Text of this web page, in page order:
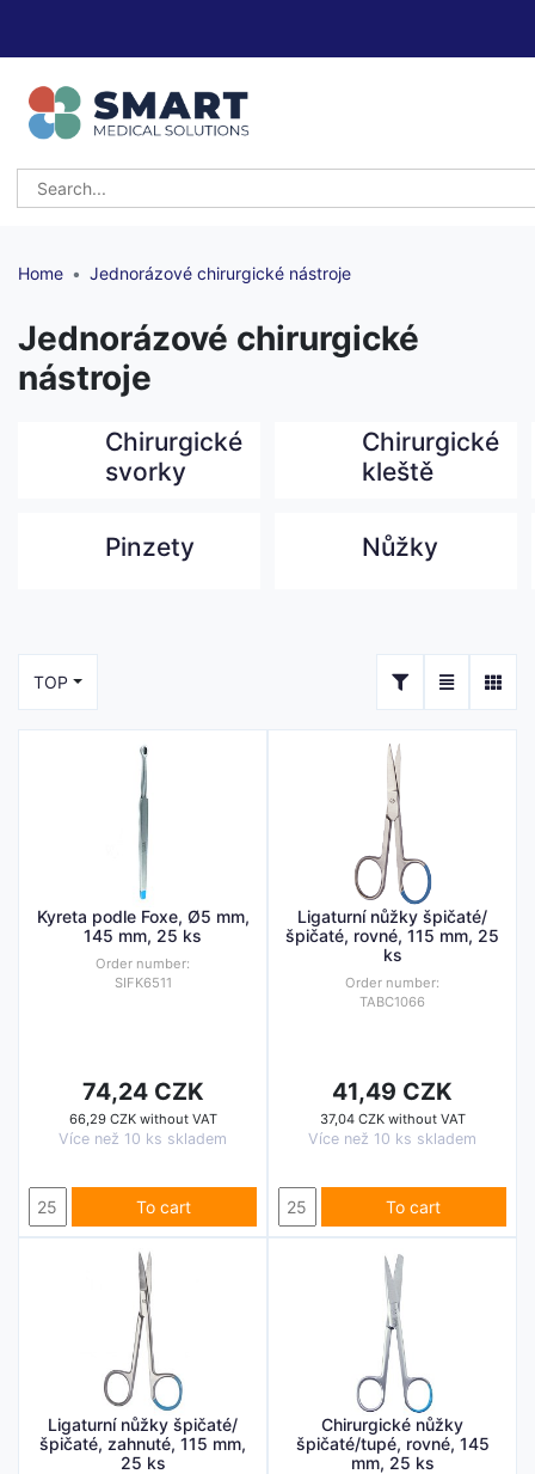
Home Jednorázové chirurgické nástroje
Jednorázové chirurgické
nástroje
Chirurgické
svorky
Chirurgické
kleště
Pinzety Nůžky
TOP
Kyreta podle Foxe, Ø5 mm,
145 mm, 25 ks
Order number:
SIFK6511
74,24 CZK
66,29 CZK without VAT
Více než 10 ks skladem
To cart
Ligaturní nůžky špičaté/
špičaté, rovné, 115 mm, 25
ks
Order number:
TABC1066
41,49 CZK
37,04 CZK without VAT
Více než 10 ks skladem
To cart
Ligaturní nůžky špičaté/
špičaté, zahnuté, 115 mm,
25 ks
Chirurgické nůžky
špičaté/tupé, rovné, 145
mm, 25 ks